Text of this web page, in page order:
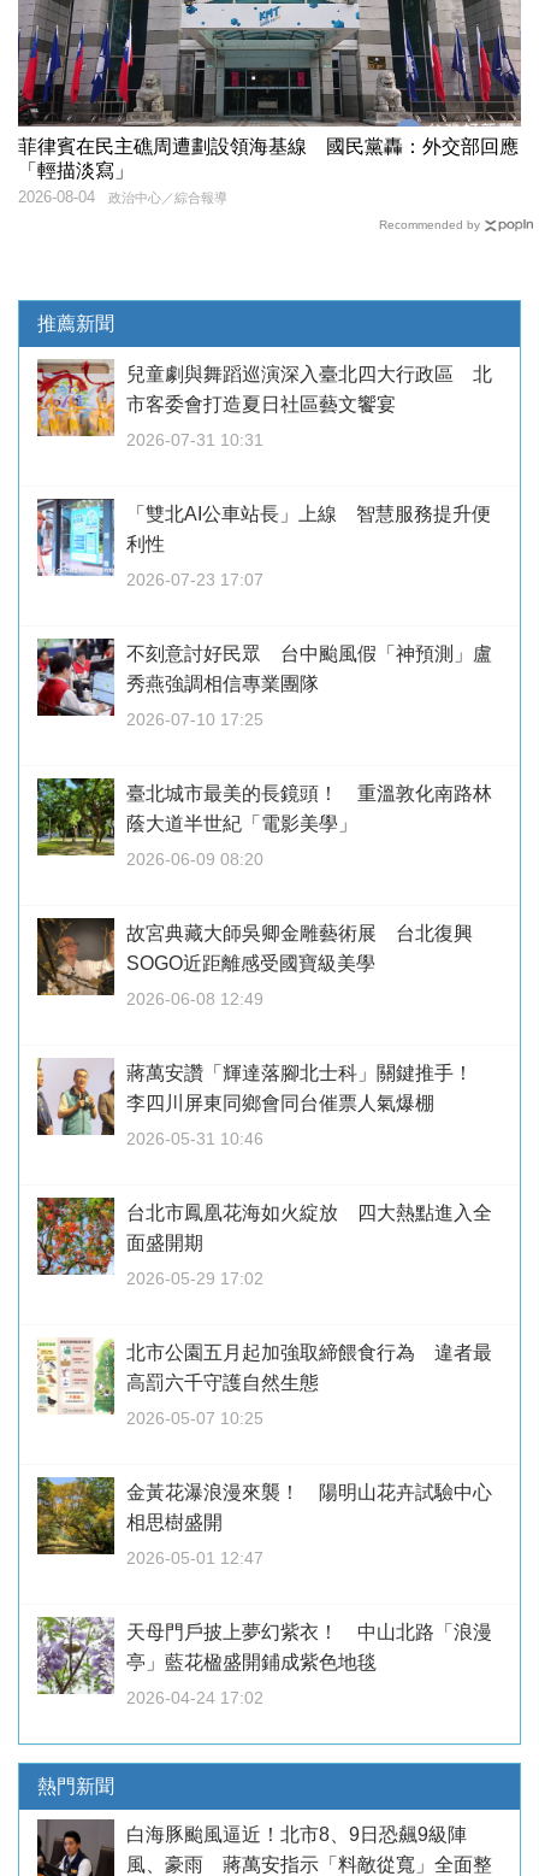
菲律賓在民主礁周遭劃設領海基線 國民黨轟：外交部回應
「輕描淡寫」
政治中心／綜合報導
2026-08-04
Recommended by
推薦新聞
兒童劇與舞蹈巡演深入臺北四大行政區 北
市客委會打造夏日社區藝文饗宴
2026-07-31 10:31
「雙北AI公車站長」上線 智慧服務提升便
利性
2026-07-23 17:07
不刻意討好民眾 台中颱風假「神預測」盧
秀燕強調相信專業團隊
2026-07-10 17:25
臺北城市最美的長鏡頭！ 重溫敦化南路林
蔭大道半世紀「電影美學」
2026-06-09 08:20
故宮典藏大師吳卿金雕藝術展 台北復興
SOGO近距離感受國寶級美學
2026-06-08 12:49
蔣萬安讚「輝達落腳北士科」關鍵推手！
李四川屏東同鄉會同台催票人氣爆棚
2026-05-31 10:46
台北市鳳凰花海如火綻放 四大熱點進入全
面盛開期
2026-05-29 17:02
北市公園五月起加強取締餵食行為 違者最
高罰六千守護自然生態
2026-05-07 10:25
金黃花瀑浪漫來襲！ 陽明山花卉試驗中心
相思樹盛開
2026-05-01 12:47
天母門戶披上夢幻紫衣！ 中山北路「浪漫
亭」藍花楹盛開鋪成紫色地毯
2026-04-24 17:02
熱門新聞
白海豚颱風逼近！北市8、9日恐飆9級陣
風、豪雨 蔣萬安指示「料敵從寬」全面整